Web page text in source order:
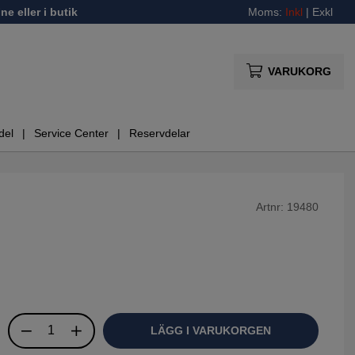
eller i butik Moms: Inkl | Exkl
VARUKORG
Service Center Reservdelar
Artnr: 19480
LÄGG I VARUKORGEN